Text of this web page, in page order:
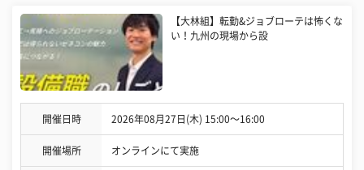
【大林組】転勤&ジョブローテは怖くな
い！九州の現場から設
開催日時 2026年08月27日(木) 15:00〜16:00
開催場所 オンラインにて実施